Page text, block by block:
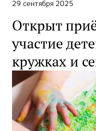
29 сентября 2025
Открыт
участие
кружках и